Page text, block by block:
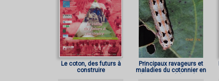
Le coton, des futurs à
construire
Principaux ravageurs et
maladies du cotonnier en